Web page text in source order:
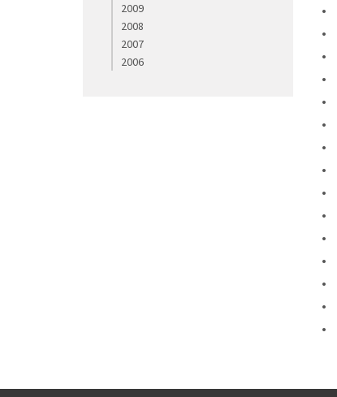
2009
2008
2007
2006